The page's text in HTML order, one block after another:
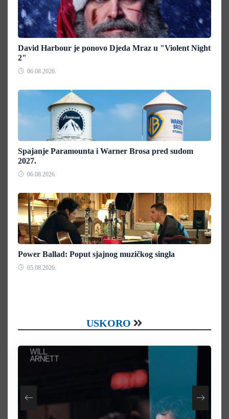
David Harbour je ponovo Djeda Mraz u "Violent Night
2"
06.08.2026.
Spajanje Paramounta i Warner Brosa pred sudom
2027.
06.08.2026.
Power Ballad: Poput sjajnog muzičkog singla
05.08.2026.
USKORO